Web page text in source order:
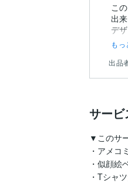
こ
出
デ
もっ
出品
サー
▼このサ
・アメコ
・似顔絵
・Tシャ